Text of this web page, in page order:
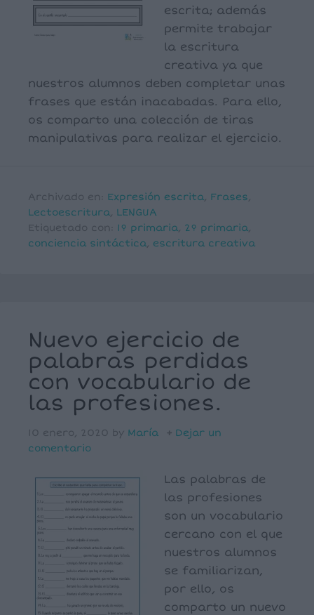
escrita; además
permite trabajar
la escritura
creativa ya que
nuestros alumnos deben completar unas
frases que están inacabadas. Para ello,
os comparto una colección de tiras
manipulativas para realizar el ejercicio.
Archivado en: Expresión escrita, Frases,
Lectoescritura, LENGUA
Etiquetado con: 1º primaria, 2º primaria,
conciencia sintáctica, escritura creativa
Nuevo ejercicio de
palabras perdidas
con vocabulario de
las profesiones.
10 enero, 2020 by María
Dejar un
comentario
Las palabras de
las profesiones
son un vocabulario
cercano con el que
nuestros alumnos
se familiarizan,
por ello, os
comparto un nuevo